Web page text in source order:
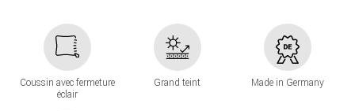
Coussin avec fermeture
éclair
Grand teint Made in Germany